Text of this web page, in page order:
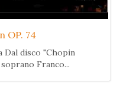
OP. 74
Dal disco "Chopin
Franco...